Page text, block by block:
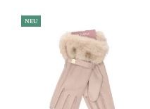
NEU